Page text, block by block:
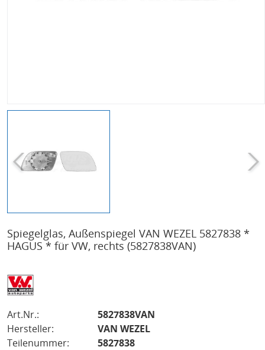
Spiegelglas, Außenspiegel VAN WEZEL 5827838 *
HAGUS * für VW, rechts (5827838VAN)
Art.Nr.:
5827838VAN
Hersteller:
VAN WEZEL
Teilenummer:
5827838